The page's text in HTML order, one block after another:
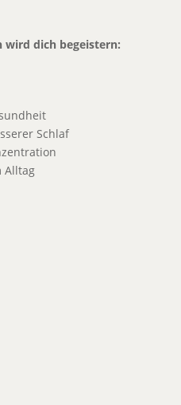
wird dich begeistern:
Schlaf
Alltag